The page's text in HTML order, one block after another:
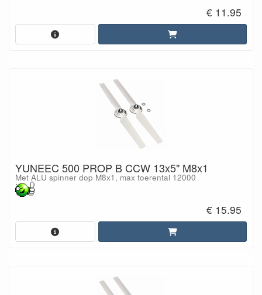
€ 11.95
YUNEEC 500 PROP B CCW 13x5" M8x1
Met ALU spinner dop M8x1, max toerental 12000
€ 15.95